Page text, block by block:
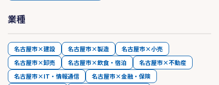
業種
名古屋市×建設 名古屋市×製造
名古屋市×小売
名古屋市×卸売
名古屋市×飲食・宿泊
名古屋市×不動産
名古屋市×IT・情報通信
名古屋市×金融・保険